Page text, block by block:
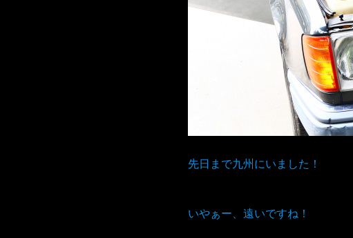
先日まで九州にいました！
いやぁー、遠いですね！